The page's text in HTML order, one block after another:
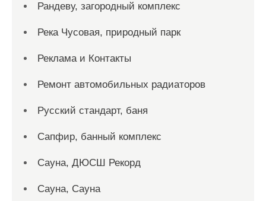
Рандеву, загородный комплекс
Река Чусовая, природный парк
Реклама и Контакты
Ремонт автомобильных радиаторов
Русский стандарт, баня
Сапфир, банный комплекс
Сауна, ДЮСШ Рекорд
Сауна, Сауна